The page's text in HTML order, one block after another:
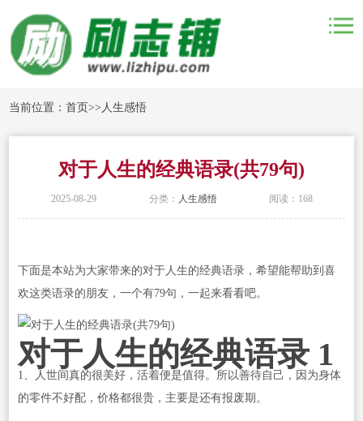
当前位置：首页>> 人生感悟
对于人生的经典语录(共79句)
2025-08-29 分类： 人生感悟 阅读：168
下面是本站为大家带来的对于人生的经典语录，希望能帮助到喜
欢这类语录的朋友，一个有79句，一起来看看吧。
对于人生的经典语录 1
1、人世间真的很美好，活着便是值得。所以善待自己，因为身体
的零件不好配，价格都很贵，主要是还有报废期。